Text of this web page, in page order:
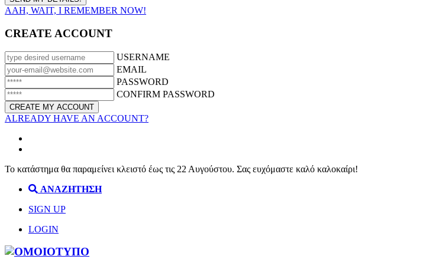
AAH, WAIT, I REMEMBER NOW!
CREATE ACCOUNT
USERNAME
EMAIL
PASSWORD
CONFIRM PASSWORD
ALREADY HAVE AN ACCOUNT?
Το κατάστημα θα παραμείνει κλειστό έως τις 22 Αυγούστου. Σας ευχόμαστε καλό καλοκαίρι!
ΑΝΑΖΗΤΗΣΗ
SIGN UP
LOGIN